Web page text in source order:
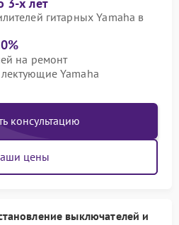
гитарных Yamaha в
на ремонт
Yamaha
консультацию
цены
выключателей и